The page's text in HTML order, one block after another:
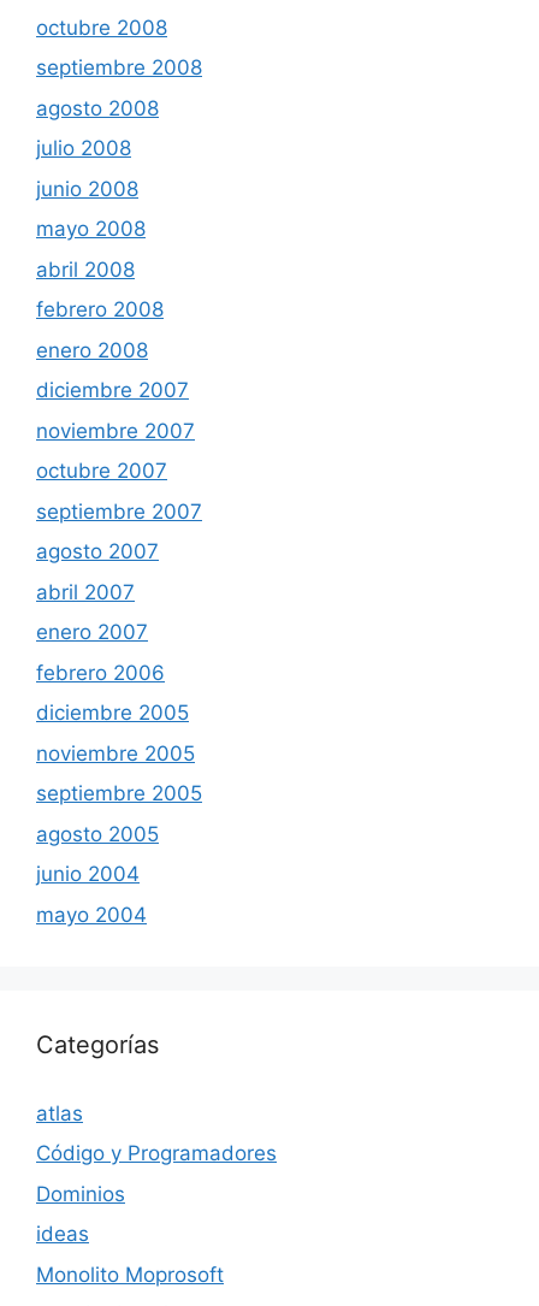
octubre 2008
septiembre 2008
agosto 2008
julio 2008
junio 2008
mayo 2008
abril 2008
febrero 2008
enero 2008
diciembre 2007
noviembre 2007
octubre 2007
septiembre 2007
agosto 2007
abril 2007
enero 2007
febrero 2006
diciembre 2005
noviembre 2005
septiembre 2005
agosto 2005
junio 2004
mayo 2004
Categorías
atlas
Código y Programadores
Dominios
ideas
Monolito Moprosoft